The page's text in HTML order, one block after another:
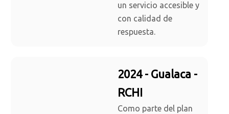
un servicio accesible y
con calidad de
respuesta.
2024 - Gualaca -
RCHI
Como parte del plan